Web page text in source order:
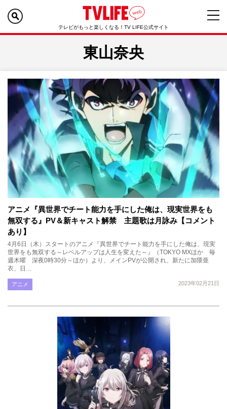
テレビがもっと楽しくなる！TV LIFE公式サイト
東山奈央
アニメ『異世界でチート能力を手にした俺は、現実世界をも
無双する』PV＆新キャスト解禁 主題歌は月詠み【コメント
あり】
4月6日（木）スタートのアニメ『異世界でチート能力を手にした俺は、現実
世界をも無双する～レベルアップは人生を変えた～』（TOKYO MXほか 毎
週木曜 深夜0時30分～ほか）より、メインPVが公開され、新たに加隈亜
衣、日…
2023年02月21日
アニメ